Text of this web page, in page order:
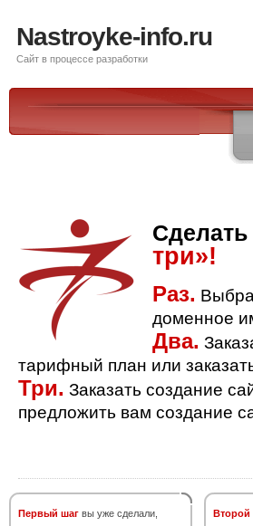
Nastroyke-info.ru
Сайт в процессе разработки
Сделать
три»!
Раз.
доменное
Два.
тарифный план или
Три. Заказать создание
предложить вам создание
Первый шаг вы уже сделали,
Второй